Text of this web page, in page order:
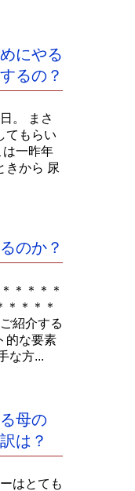
にやる
るの？
。 まさ
てもらい
一昨年
きから 尿
のか？
＊＊＊＊
＊＊＊＊
紹介する
的な要素
な方...
母の
は？
はとても